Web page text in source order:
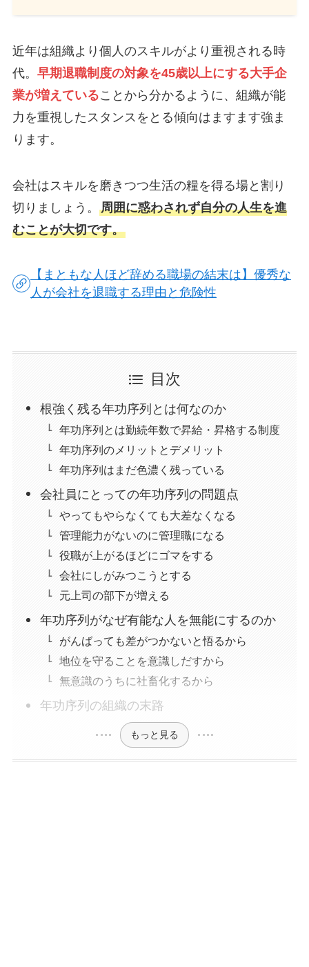
近年は組織より個人のスキルがより重視される時
代。 早期退職制度の対象を45歳以上にする大手企
業が増えていることから分かるように、組織が能
力を重視したスタンスをとる傾向はますます強ま
ります。
会社はスキルを磨きつつ生活の糧を得る場と割り
切りましょう。 周囲に惑わされず自分の人生を進
むことが大切です。
【まともな人ほど辞める職場の結末は】優秀な
人が会社を退職する理由と危険性
目次
根強く残る年功序列とは何なのか
年功序列とは勤続年数で昇給・昇格する制度
年功序列のメリットとデメリット
年功序列はまだ色濃く残っている
会社員にとっての年功序列の問題点
やってもやらなくても大差なくなる
管理能力がないのに管理職になる
役職が上がるほどにゴマをする
会社にしがみつこうとする
元上司の部下が増える
年功序列がなぜ有能な人を無能にするのか
がんばっても差がつかないと悟るから
地位を守ることを意識しだすから
無意識のうちに社畜化するから
年功序列の組織の末路
もっと見る